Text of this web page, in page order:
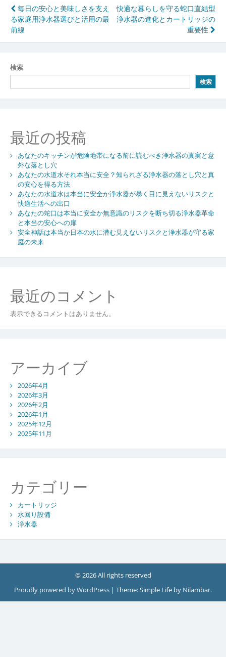
投
稿
ナ
ビ
ゲ
ー
ョ
ン
毎日の安心と美味しさを支え
る家庭用浄水器選びと活用の最
前線
快適な暮らしを守る蛇口直結型
浄水器の進化とカートリッジの
重要性
検索
検索
最近の投稿
あなたのキッチンが危険地帯になる前に読むべき浄水器の真実と意
外な落とし穴
あなたの水道水それ本当に安全？知られざる浄水器の落とし穴と真
の安心を得る方法
あなたの水道水は本当に安全か浄水器が暴く目に見えないリスクと
快適生活への出口
あなたの蛇口は本当に安全か無意識のリスクを断ち切る浄水器革命
と本当の安心への扉
安全神話は本当か日本の水に潜む見えないリスクと浄水器が守る家
庭の未来
最近のコメント
表示できるコメントはありません。
アーカイブ
2026年4月
2026年3月
2026年2月
2026年1月
2025年12月
2025年11月
カテゴリー
カートリッジ
水回り設備
浄水器
© 2026 All rights reserved
Proudly powered by WordPress | Theme: Simple Life by Nilambar.